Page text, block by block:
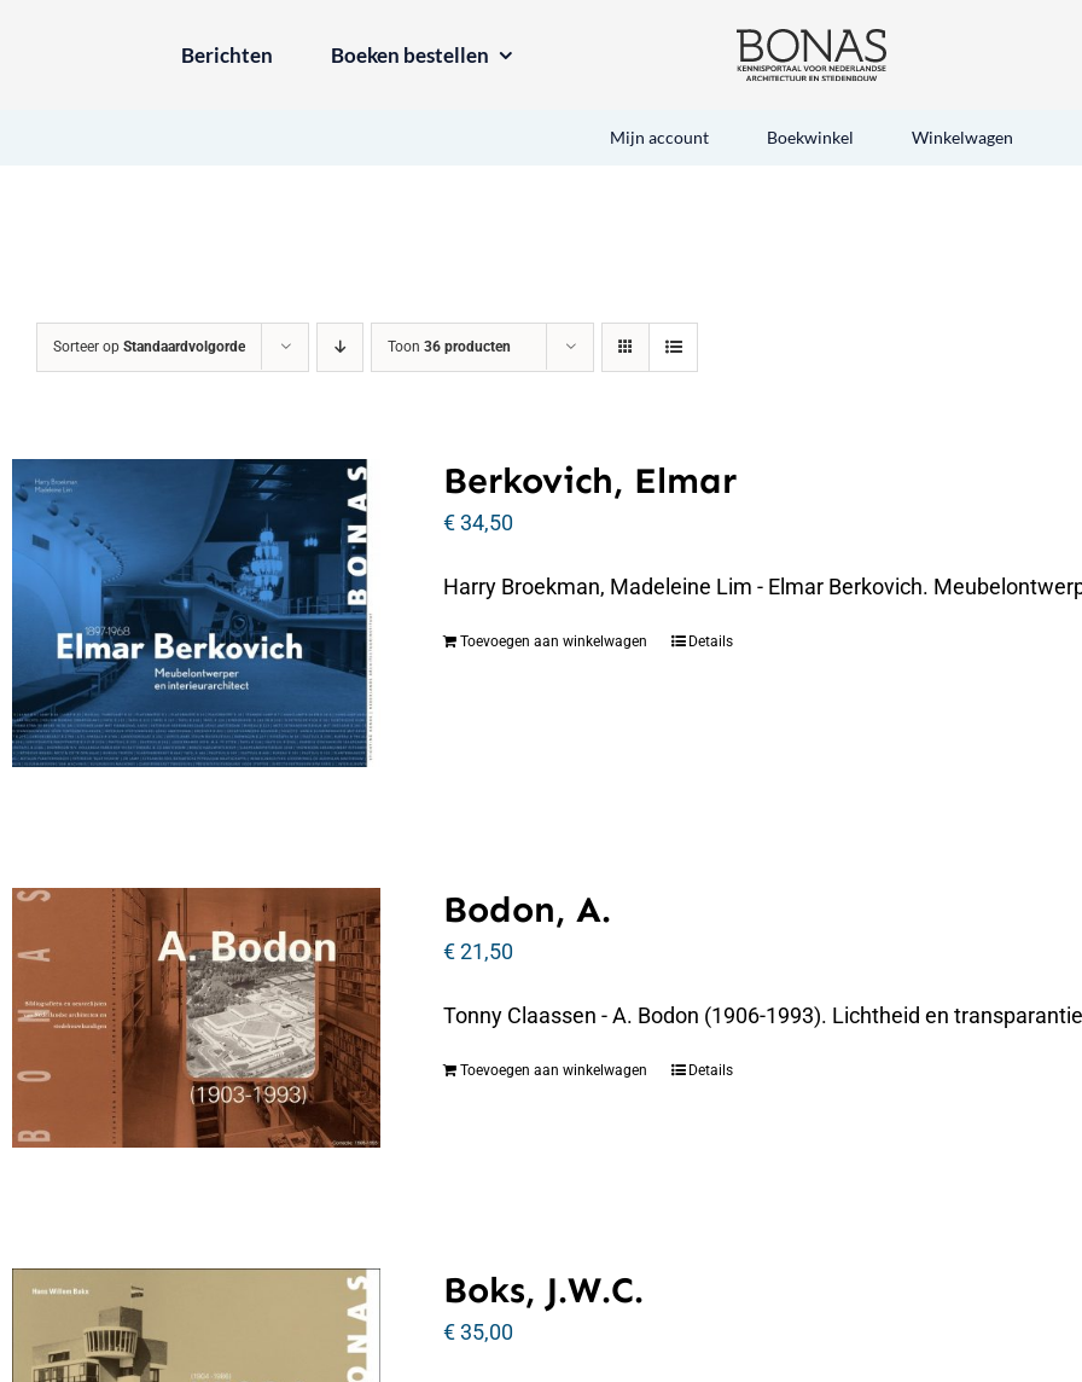
Berichten Boeken bestellen
Mijn account Boekwinkel Winkelwagen
Sorteer op Standaardvolgorde Toon 36 producten
Berkovich, Elmar
€34,50
Harry Broekman, Madeleine Lim - Elmar Berkovich.
Toevoegen aan winkelwagen Details
Bodon, A.
€21,50
Tonny Claassen - A. Bodon (1906-1993). Lichtheid en
Toevoegen aan winkelwagen Details
Boks, J.W.C.
€35,00